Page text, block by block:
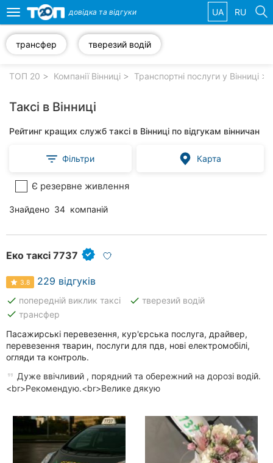
компанії
Популярні
клініки
Приватні
Автошколи
Ресторани
Всі
рубрики
Всі
міста:
Вінниця
Toggle
navigation
довідка та відгуки UA RU
трансфер тверезий водій
ТОП 20 Компанії Вінниці Транспортні послуги у Вінниці
Таксі в Вінниці
Рейтинг кращих служб таксі в Вінниці по відгукам вінничан
Фільтри Карта
Є резервне живлення
Знайдено 34 компаній
Еко таксі 7737
3.8 229 відгуків
done попередній виклик таксі done тверезий водій
done трансфер
Пасажирські перевезення, кур'єрська послуга, драйвер,
перевезення тварин, послуги для пдв, нові електромобілі,
огляди та контроль.
Дуже ввічливий , порядний та обережний на дорозі водій.
<br>Рекомендую.<br>Велике дякую